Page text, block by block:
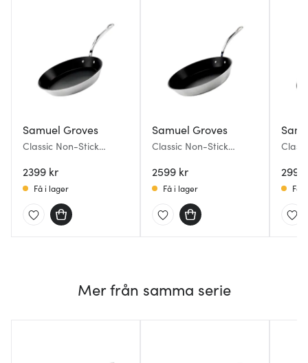
Samuel Groves
Classic Non-Stick
2399 kr
Få i lager
Samuel Groves
Classic Non-Stick
2599 kr
Få i lager Få
Mer från samma serie